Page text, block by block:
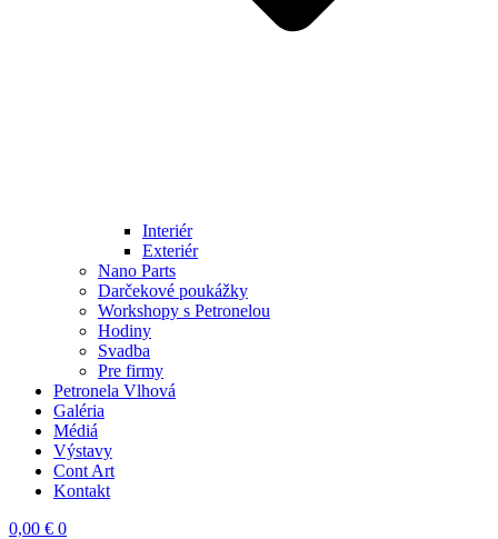
Interiér
Exteriér
Nano Parts
Darčekové poukážky
Workshopy s Petronelou
Hodiny
Svadba
Pre firmy
Petronela Vlhová
Galéria
Médiá
Výstavy
Cont Art
Kontakt
0,00 € 0